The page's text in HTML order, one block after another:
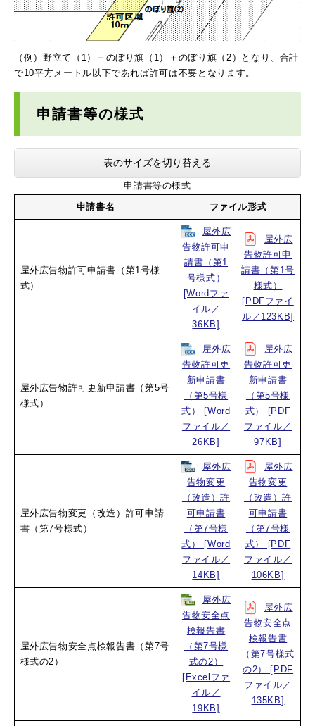
（例）野立て（1）＋のぼり旗（1）＋のぼり旗（2）となり、合計
で10平方メートル以下であれば許可は不要となります。
申請書等の様式
表のサイズを切り替える
申請書等の様式
申請書名
ファイル形式
屋外広告物許可申請書（第1号様
式）
屋外広
告物許可申
請書（第1
号様式）
[Wordファ
イル／
36KB]
屋外広
告物許可申
請書（第1号
様式）
[PDFファイ
ル／123KB]
屋外広告物許可更新申請書（第5号
様式）
屋外広
告物許可更
新申請書
（第5号様
式）​ [Word
ファイル／
26KB]
屋外広
告物許可更
新申請書
（第5号様
式）​ [PDF
ファイル／
97KB]
屋外広告物変更（改造）許可申請
書（第7号様式）
屋外広
告物変更
（改造）許
可申請書
（第7号様
式）​ [Word
ファイル／
14KB]
屋外広
告物変更
（改造）許
可申請書
（第7号様
式）​ [PDF
ファイル／
106KB]
屋外広告物安全点検報告書（第7号
様式の2）
屋外広
告物安全点
検報告書
（第7号様
式の2）​
[Excelファ
イル／
19KB]
屋外広
告物安全点
検報告書
（第7号様式
の2）​ [PDF
ファイル／
135KB]